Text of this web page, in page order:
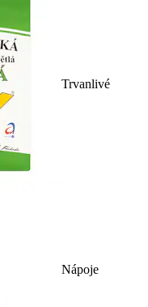
Trvanlivé
Nápoje